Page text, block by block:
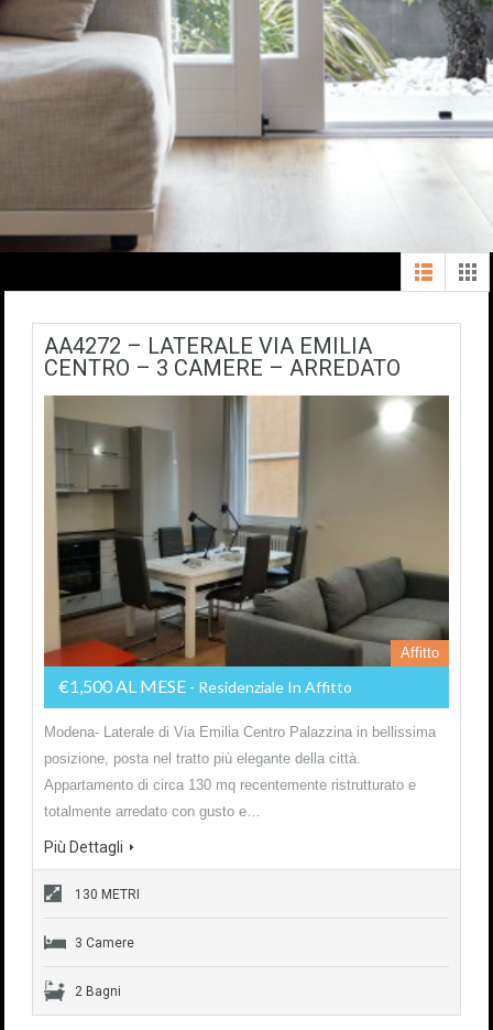
AA4272 – LATERALE VIA EMILIA
CENTRO – 3 CAMERE – ARREDATO
Affitto
€1,500 AL MESE - Residenziale In Affitto
Modena- Laterale di Via Emilia Centro Palazzina in bellissima
posizione, posta nel tratto più elegante della città.
Appartamento di circa 130 mq recentemente ristrutturato e
totalmente arredato con gusto e…
Più Dettagli
130 METRI
3 Camere
2 Bagni